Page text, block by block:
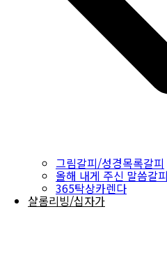
그림갈피/성경목록갈피
올해 내게 주신 말씀갈피
365탁상카렌다
샬롬리빙/십자가